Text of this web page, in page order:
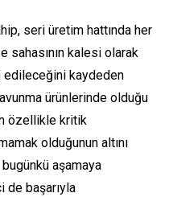
seri üretim hattında her
sahasının kalesi olarak
kaydeden
ürünlerinde olduğu
özellikle kritik
olduğunun altını
aşamaya
de başarıyla